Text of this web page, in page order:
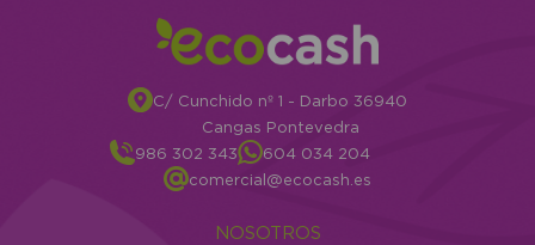
C/ Cunchido nº 1 - Darbo 36940
Cangas Pontevedra
986 302 343
604 034 204
comercial@ecocash.es
NOSOTROS